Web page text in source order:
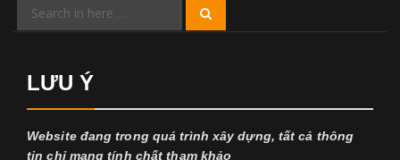
Search
LƯU Ý
Website đang trong quá trình xây dựng, tất cả thông
tin chỉ mang tính chất tham khảo